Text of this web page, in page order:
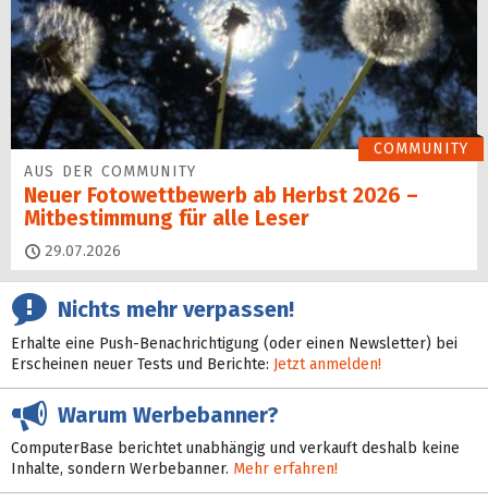
COMMUNITY
AUS DER COMMUNITY
Neuer Fotowettbewerb ab Herbst 2026 –
Mitbestimmung für alle Leser
29.07.2026
Nichts mehr verpassen!
Erhalte eine Push-Benachrichtigung (oder einen Newsletter) bei
Erscheinen neuer Tests und Berichte: Jetzt anmelden!
Warum Werbebanner?
ComputerBase berichtet unabhängig und verkauft deshalb keine
Inhalte, sondern Werbebanner. Mehr erfahren!